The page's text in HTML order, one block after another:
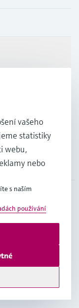
AG
vašeho
statistiky
webu,
nebo
s naším
používání